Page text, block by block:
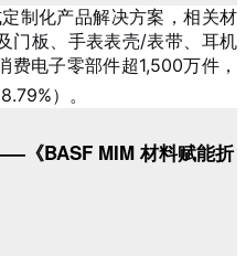
定制化产品解决方案，相关材
门板、手表表壳/表带、耳机
电子零部件超1,500万件，
）。
《BASF MIM 材料赋能折